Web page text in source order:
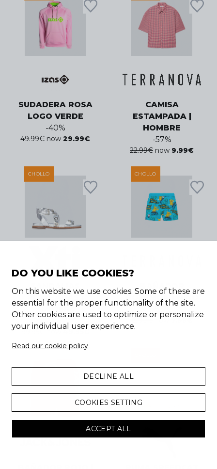
SUDADERA ROSA
LOGO VERDE
-40%
49.99€ now 29.99€
CAMISA
ESTAMPADA |
HOMBRE
-57%
22.99€ now 9.99€
CHOLLO
SANDALIAS
PLATEADAS |
MUJER
50
99.95€ now 49.95€
CHOLLO
BAÑADOR
POKEMON | NIÑO
15.99 € now 7.99€
DO YOU LIKE COOKIES?
On this website we use cookies. Some of these are
essential for the proper functionality of the site.
Other cookies are used to optimize or personalize
your individual user experience.
Read our cookie policy
DECLINE ALL
COOKIES SETTING
ACCEPT ALL